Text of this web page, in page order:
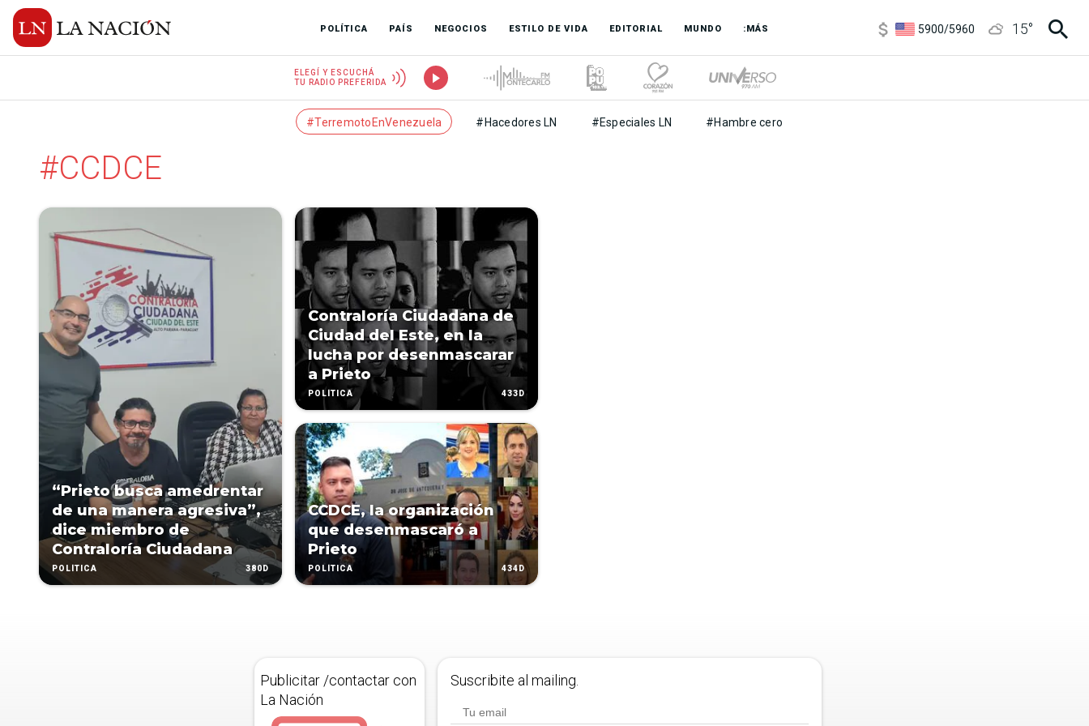
POLÍTICA PAÍS NEGOCIOS ESTILO DE VIDA EDITORIAL MUNDO :MÁS
5900/5960
15°
ELEGÍ Y ESCUCHÁ
TU RADIO PREFERIDA
#TerremotoEnVenezuela #Hacedores LN #Especiales LN #Hambre cero
#CCDCE
“Prieto busca amedrentar
de una manera agresiva”,
dice miembro de
Contraloría Ciudadana
POLÍTICA 380D
Contraloría Ciudadana de
Ciudad del Este, en la
lucha por desenmascarar
a Prieto
POLÍTICA 433D
CCDCE, la organización
que desenmascaró a
Prieto
POLÍTICA 434D
Publicitar /contactar con
La Nación
Suscribite al mailing.